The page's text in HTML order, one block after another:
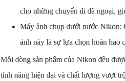
cho những chuyến đi dã ngoại,
Máy ảnh chụp dưới nước Nikon:
ảnh này là sự lựa chọn hoàn hảo
Mỗi dòng sản phẩm của Nikon đều
tính năng hiện đại và chất lượng vượt